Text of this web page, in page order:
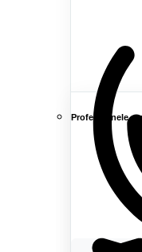
Professionele